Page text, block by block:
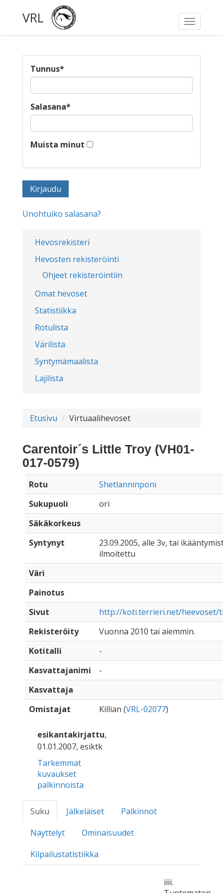
Toggle
VRL
Hevosrekisteri
Hevosten rekisteröinti
Ohjeet rekisteröintiin
Omat hevoset
Statistiikka
Rotulista
Värilista
Syntymämaalista
Lajilista
Tunnus*
Salasana*
Muista minut
Unohtuiko salasana?
Etusivu Virtuaalihevoset
Carentoir´s Little Troy (VH01-
017-0579)
Rotu
Shetlanninponi
Sukupuoli
ori
Säkäkorkeus
Syntynyt
23.09.2005, alle 3v, tai
ilmoitettu
Väri
Painotus
Sivut
http://koti.terrieri.net/heevoset/
Rekisteröity
Vuonna 2010 tai aiemmin.
Kotitalli
-
Kasvattajanimi
-
Kasvattaja
Omistajat
Killian (VRL-02077)
esikantakirjattu,
01.01.2007, esiktk
Tarkemmat
kuvaukset
palkinnoista
Suku Jälkeläiset
Palkinnot
Näyttelyt
Ominaisuudet
Kilpailustatistiikka
iiii.